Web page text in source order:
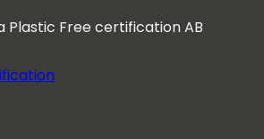
Plastic Free certification AB